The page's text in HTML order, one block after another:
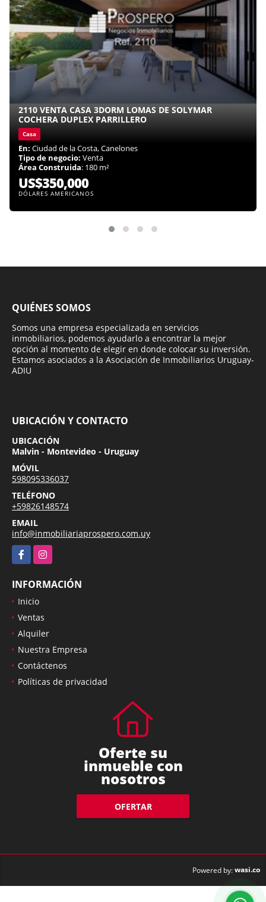
2110 VENTA CASA 3DORM LOMAS DE SOLYMAR
COCHERA DUPLEX PARRILLERO
Casa
En: Ciudad de la Costa, Canelones
Tipo de negocio: Venta
Área Construida: 180 m²
US$350,000
DÓLARES AMERICANOS
QUIÉNES SOMOS
Somos una empresa especializada en servicios
inmobiliarios, podemos ayudarlo a encontrar la mejor
opción al momento de elegir en donde colocar su inversión.
Estamos asociados a la Asociación de Inmobiliarios Uruguay-
ADIU
UBICACIÓN Y CONTACTO
UBICACIÓN
Malvin - Montevideo - Uruguay
MÓVIL
598095336037
TELÉFONO
+59826148574
EMAIL
info@inmobiliariaprospero.com.uy
FacebookInstagram
INFORMACIÓN
Inicio
Ventas
Alquiler
Nuestra Empresa
Contáctenos
Políticas de privacidad
Oferte su
inmueble con
nosotros
OFERTAR
Powered by:wasi.co